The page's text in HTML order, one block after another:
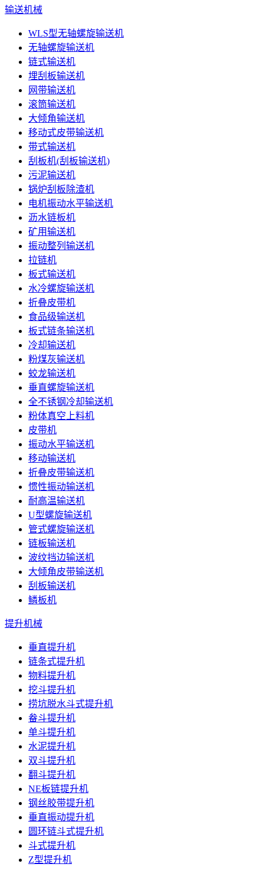
输送机械
WLS型无轴螺旋输送机
无轴螺旋输送机
链式输送机
埋刮板输送机
网带输送机
滚筒输送机
大倾角输送机
移动式皮带输送机
带式输送机
刮板机(刮板输送机)
污泥输送机
锅炉刮板除渣机
电机振动水平输送机
沥水链板机
矿用输送机
振动整列输送机
拉链机
板式输送机
水冷螺旋输送机
折叠皮带机
食品级输送机
板式链条输送机
冷却输送机
粉煤灰输送机
蛟龙输送机
垂直螺旋输送机
全不锈钢冷却输送机
粉体真空上料机
皮带机
振动水平输送机
移动输送机
折叠皮带输送机
惯性振动输送机
耐高温输送机
U型螺旋输送机
管式螺旋输送机
链板输送机
波纹挡边输送机
大倾角皮带输送机
刮板输送机
鳞板机
提升机械
垂直提升机
链条式提升机
物料提升机
挖斗提升机
捞坑脱水斗式提升机
畚斗提升机
单斗提升机
水泥提升机
双斗提升机
翻斗提升机
NE板链提升机
钢丝胶带提升机
垂直振动提升机
圆环链斗式提升机
斗式提升机
Z型提升机